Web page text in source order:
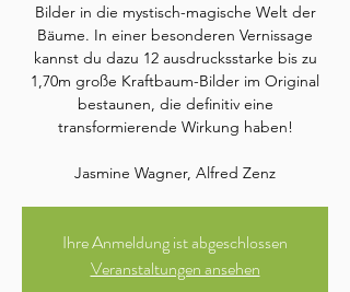
Bilder in die mystisch-magische Welt der
Bäume. In einer besonderen Vernissage
kannst du dazu 12 ausdrucksstarke bis zu
1,70m große Kraftbaum-Bilder im Original
bestaunen, die definitiv eine
transformierende Wirkung haben!
Jasmine Wagner, Alfred Zenz
Ihre Anmeldung ist abgeschlossen
Veranstaltungen ansehen